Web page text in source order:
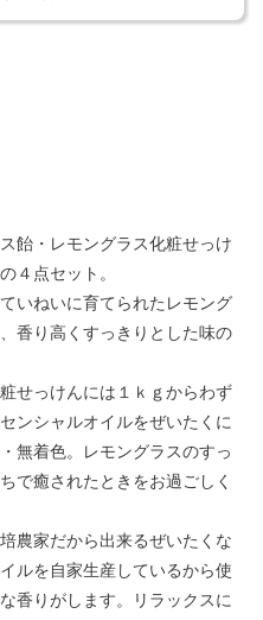
飴・レモングラス化粧せっけ
４点セット。
いねいに育てられたレモング
香り高くすっきりとした味の
せっけんには１ｋｇからわず
ンシャルオイルをぜいたくに
無着色。レモングラスのすっ
で癒されたときをお過ごしく
農家だから出来るぜいたくな
ルを自家生産しているから使
香りがします。リラックスに